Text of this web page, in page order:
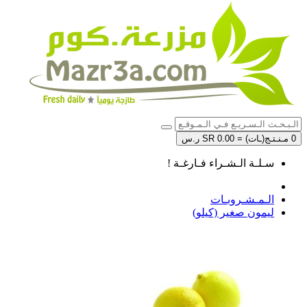
0 مـنـتـج(ـات) = SR 0.00 ر.س
سـلـة الـشـراء فـارغـة !
الـمـشـروبـات
ليمون صغير (كيلو)